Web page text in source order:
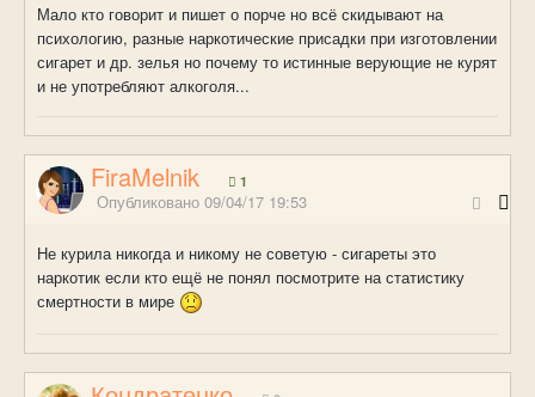
Мало кто говорит и пишет о порче но всё скидывают на
психологию, разные наркотические присадки при изготовлении
сигарет и др. зелья но почему то истинные верующие не курят
и не употребляют алкоголя...
FiraMelnik 1
Опубликовано 09/04/17 19:53
Не курила никогда и никому не советую - сигареты это
наркотик если кто ещё не понял посмотрите на статистику
смертности в мире